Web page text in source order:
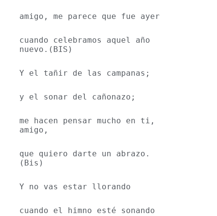
amigo, me parece que fue ayer
cuando celebramos aquel año
nuevo.(BIS)
Y el tañir de las campanas;
y el sonar del cañonazo;
me hacen pensar mucho en ti,
amigo,
que quiero darte un abrazo.
(Bis)
Y no vas estar llorando
cuando el himno esté sonando